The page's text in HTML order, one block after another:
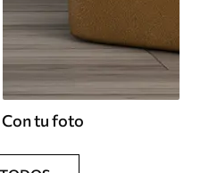
Con tu foto